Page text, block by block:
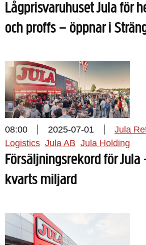
Lågprisvaruhuset Jula för
och proffs – öppnar i
08:00 2025-07-01 Jula
Logistics Jula AB Jula Holding
Försäljningsrekord för
kvarts miljard